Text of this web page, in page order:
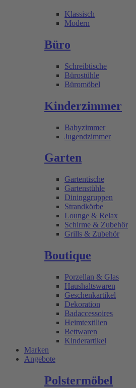
Klassisch
Modern
Büro
Schreibtische
Bürostühle
Büromöbel
Kinderzimmer
Babyzimmer
Jugendzimmer
Garten
Gartentische
Gartenstühle
Dininggruppen
Strandkörbe
Lounge & Relax
Schirme & Zubehör
Grills & Zubehör
Boutique
Porzellan & Glas
Haushaltswaren
Geschenkartikel
Dekoration
Badaccessoires
Heimtextilien
Bettwaren
Kinderartikel
Marken
Angebote
Polstermöbel